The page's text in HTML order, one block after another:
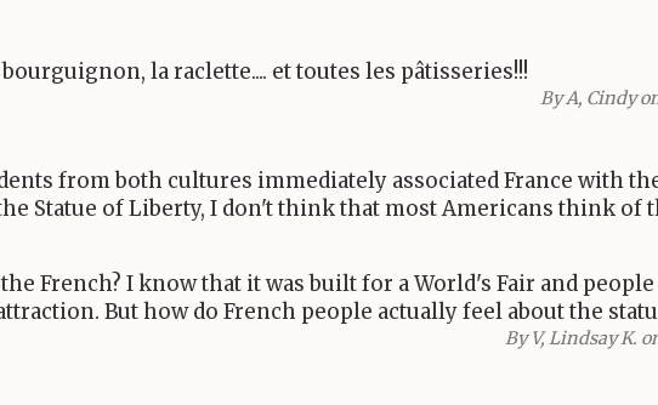
la raclette.... et toutes les pâtisseries!!!
ByA, Cindy
from both cultures immediately associated France with
Statue of Liberty, I don't think that most Americans think of
French? I know that it was built for a World's Fair and
But how do French people actually feel about the
ByV, Lindsay K.